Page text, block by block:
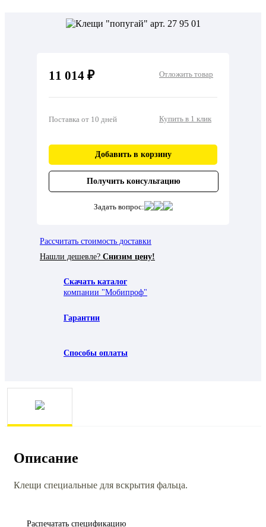
11 014 ₽ Отложить товар
Поставка от 10 дней Купить в 1 клик
Добавить в корзину
Получить консультацию
Задать вопрос:
Рассчитать стоимость доставки
Нашли дешевле? Снизим цену!
Скачать каталог
компании "Мобипроф"
Гарантии
Способы оплаты
Описание
Клещи специальные для вскрытия фальца.
Распечатать спецификацию